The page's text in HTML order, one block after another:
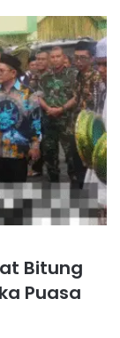
Bitung
Puasa